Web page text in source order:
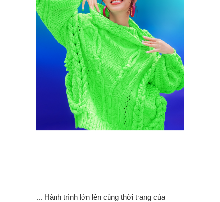
... Hành trình lớn lên cùng thời trang của